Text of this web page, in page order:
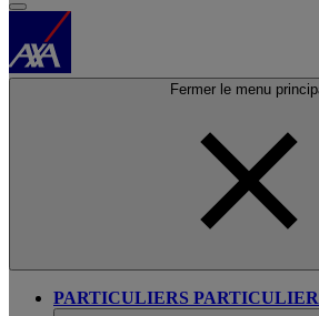
Fermer le menu
PARTICULIERS